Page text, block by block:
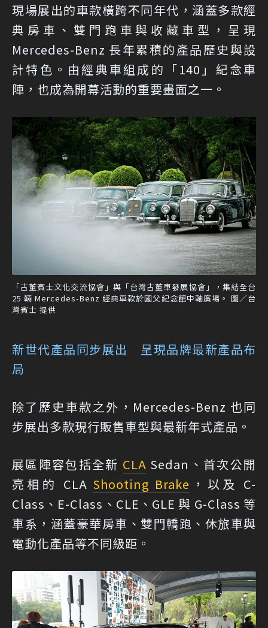
現場展出的車款橫跨不同年代，涵蓋多款經
典房車、雙門跑車與收藏車型，呈現
Mercedes-Benz 長年累積的產品歷史與設
計特色。由經典車組成的「140」紀念車
陣，也成為開幕活動的重要畫面之一。
「古董賓士文化交流協會」與「台灣古董車發展協會」，集結全台
25 輛 Mercedes-Benz 經典車款於國父紀念館中軸廣場。 圖／台
灣賓士 提供
新世代產品同步展出 呈現品牌最新產品布
局
除了歷史車款之外，Mercedes-Benz 也同
步展出多款現行販售車型與最新年式產品。
展區陣容包括全新 CLA Sedan、首次公開
亮相的 CLA Shooting Brake ，以及 C-
Class、E-Class、CLE、GLE 與 G-Class 等
車系，涵蓋豪華房車、雙門轎跑、休旅車與
電動化產品等不同級距。